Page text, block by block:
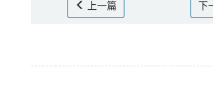
上一篇 下